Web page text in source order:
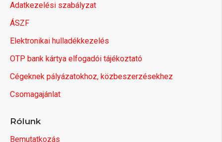
Adatkezelési szabályzat
ÁSZF
Elektronikai hulladékkezelés
OTP bank kártya elfogadói tájékoztató
Cégeknek pályázatokhoz, közbeszerzésekhez
Csomagajánlat
Rólunk
Bemutatkozás